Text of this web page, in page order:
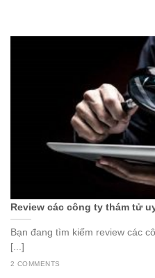
Review các công ty thám tử
Bạn đang tìm kiếm review các
[...]
2 COMMENTS